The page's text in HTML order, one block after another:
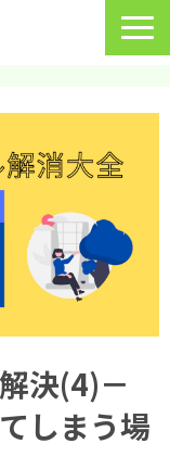
決(4)－
しまう場